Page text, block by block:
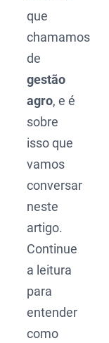
que
chamamos
de
gestão
agro, e é
sobre
isso que
vamos
conversar
neste
artigo.
Continue
a leitura
para
entender
como